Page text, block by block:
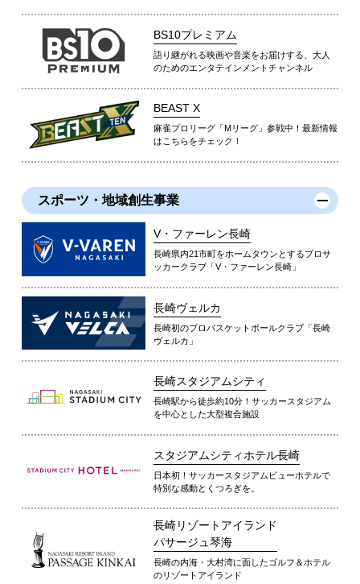
BS10プレミアム
語り継がれる映画や音楽をお届けする、大人
のためのエンタテインメントチャンネル
BEAST X
麻雀プロリーグ「Mリーグ」参戦中！最新情報
はこちらをチェック！
スポーツ・地域創生事業
V・ファーレン長崎
長崎県内21市町をホームタウンとするプロサ
ッカークラブ「V・ファーレン長崎」
長崎ヴェルカ
長崎初のプロバスケットボールクラブ「長崎
ヴェルカ」
長崎スタジアムシティ
長崎駅から徒歩約10分！サッカースタジアム
を中心とした大型複合施設
スタジアムシティホテル長崎
日本初！サッカースタジアムビューホテルで
特別な感動とくつろぎを。
長崎リゾートアイランド
パサージュ琴海
長崎の内海・大村湾に面したゴルフ＆ホテル
のリゾートアイランド